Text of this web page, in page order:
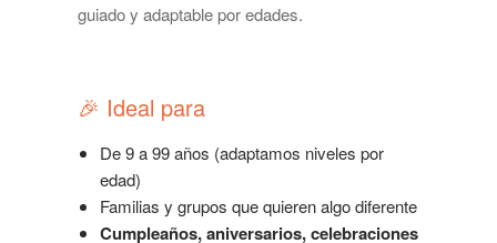
guiado y adaptable por edades.
🎉 Ideal para
De 9 a 99 años (adaptamos niveles por
edad)
Familias y grupos que quieren algo diferente
Cumpleaños, aniversarios, celebraciones